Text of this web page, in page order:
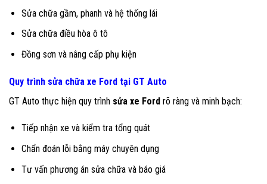
Sửa chữa gầm, phanh và hệ thống lái
Sửa chữa điều hòa ô tô
Đồng sơn và nâng cấp phụ kiện
Quy trình sửa chữa xe Ford tại GT Auto
GT Auto thực hiện quy trình sửa xe Ford rõ ràng và minh bạch:
Tiếp nhận xe và kiểm tra tổng quát
Chẩn đoán lỗi bằng máy chuyên dụng
Tư vấn phương án sửa chữa và báo giá